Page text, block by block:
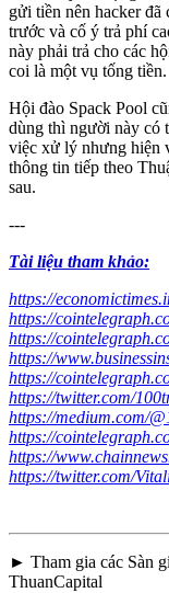
gửi tiền nên hacker
trước và cố ý trả phí
này phải trả cho các
coi là một vụ tống tiền.
Hội đào Spack Pool
dùng thì người này có
việc xử lý nhưng hiện
thông tin tiếp theo
sau.
---
Tài liệu tham khảo:
https://
https://
https://
https://
https://
https://twitter.com/
https://medium.com/
https://
https://
https://twitter.com/
► Tham gia các Sàn
ThuanCapital